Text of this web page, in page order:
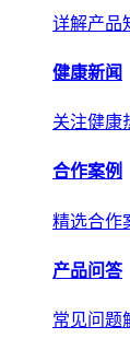
详解产品
健康新闻
关注健康
合作案例
精选合作
产品问答
常见问题